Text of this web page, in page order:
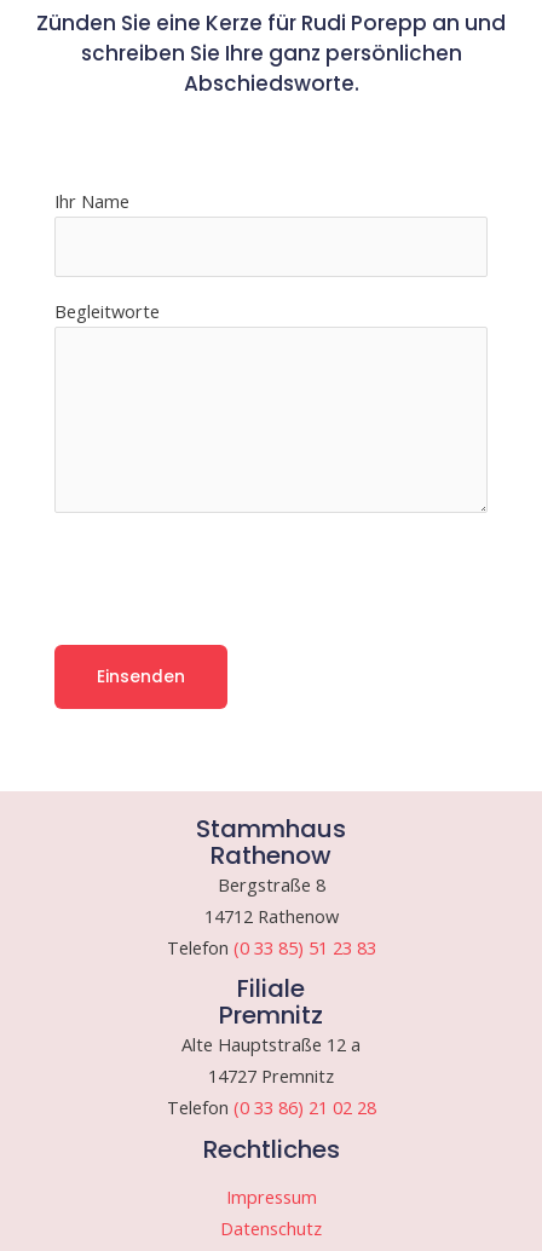
Zünden Sie eine Kerze für Rudi Porepp an und
schreiben Sie Ihre ganz persönlichen
Abschiedsworte.
Ihr Name
Begleitworte
Stammhaus
Rathenow
Bergstraße 8
14712 Rathenow
Telefon (0 33 85) 51 23 83
Filiale
Premnitz
Alte Hauptstraße 12 a
14727 Premnitz
Telefon (0 33 86) 21 02 28
Rechtliches
Impressum
Datenschutz